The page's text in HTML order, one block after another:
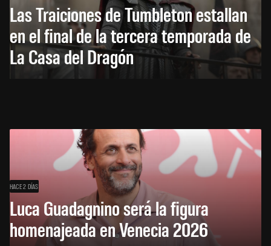
Las Traiciones de Tumbleton estallan
en el final de la tercera temporada de
La Casa del Dragón
HACE 2 DÍAS
Luca Guadagnino será la figura
homenajeada en Venecia 2026